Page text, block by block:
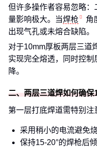
但许多操作者容易忽略
量影响极大。当焊枪
角
出现气孔或未熔合缺陷。
对于10mm厚板两层三道
实现完全熔透，同时控
降。
二、两层三道焊如何确保
第一层打底焊道需特别注
采用稍小的电流避免
保持15-20°的焊枪后